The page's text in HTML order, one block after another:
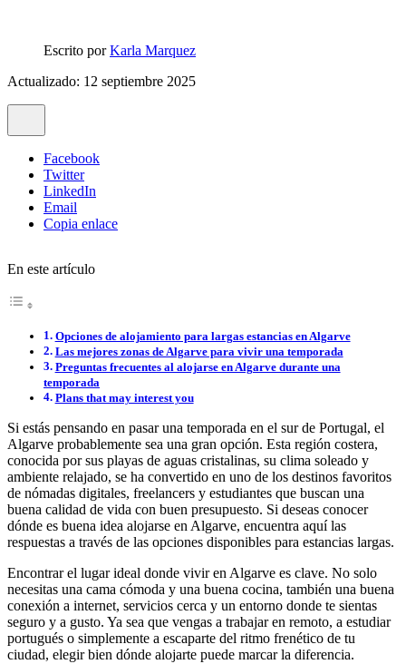
Escrito porKarla Marquez
Actualizado: 12 septiembre 2025
Facebook
Twitter
LinkedIn
Email
Copia enlace
En este artículo
Opciones de alojamiento para largas estancias en Algarve
Las mejores zonas de Algarve para vivir una temporada
Preguntas frecuentes al alojarse en Algarve durante una
temporada
Plans that may interest you
Si estás pensando en pasar una temporada en el sur de Portugal, el
Algarve probablemente sea una gran opción. Esta región costera,
conocida por sus playas de aguas cristalinas, su clima soleado y
ambiente relajado, se ha convertido en uno de los destinos favoritos
de nómadas digitales, freelancers y estudiantes que buscan una
buena calidad de vida con buen presupuesto. Si deseas conocer
dónde es buena idea alojarse en Algarve, encuentra aquí las
respuestas a través de las opciones disponibles para estancias largas.
Encontrar el lugar ideal donde vivir en Algarve es clave. No solo
necesitas una cama cómoda y una buena cocina, también una buena
conexión a internet, servicios cerca y un entorno donde te sientas
seguro y a gusto. Ya sea que vengas a trabajar en remoto, a estudiar
portugués o simplemente a escaparte del ritmo frenético de tu
ciudad, elegir bien dónde alojarte puede marcar la diferencia.